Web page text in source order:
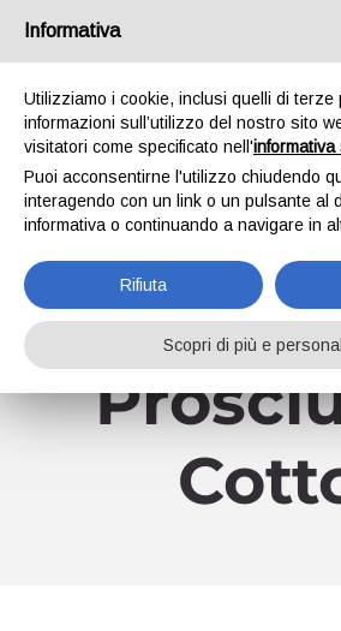
FacebookYouTube
Informativa
Utilizziamo i cookie, inclusi quelli di terze
informazioni sull’utilizzo del nostro sito
visitatori come specificato nell'
Puoi acconsentirne l'utilizzo chiudendo
interagendo con un link o un pulsante al
informativa o continuando a navigare in
Rifiuta
Scopri di più e